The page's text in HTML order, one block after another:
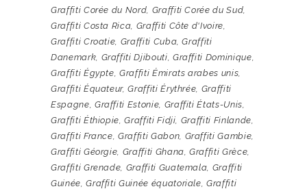
Graffiti Corée du Nord, Graffiti Corée du Sud,
Graffiti Costa Rica, Graffiti Côte d'Ivoire,
Graffiti Croatie, Graffiti Cuba,Graffiti
Danemark, Graffiti Djibouti, Graffiti Dominique,
Graffiti Égypte,Graffiti Émirats arabes unis,
Graffiti Équateur,Graffiti Érythrée, Graffiti
Espagne, Graffiti Estonie, Graffiti États-Unis,
Graffiti Éthiopie,Graffiti Fidji, Graffiti Finlande,
Graffiti France,Graffiti Gabon, Graffiti Gambie,
Graffiti Géorgie, Graffiti Ghana,Graffiti Grèce,
Graffiti Grenade, Graffiti Guatemala, Graffiti
Guinée,Graffiti Guinée équatoriale,Graffiti